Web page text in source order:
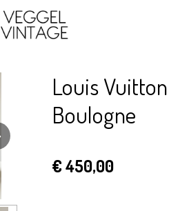
Louis Vuitton
Boulogne
€ 450,00